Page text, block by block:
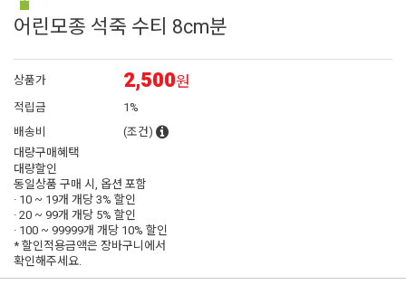
어린모종 석죽 수티 8cm분
상품가 2,500원
적립금
1%
배송비
(조건)
대량구매혜택
대량할인
동일상품 구매 시, 옵션 포함
· 10 ~ 19개 개당3% 할인
· 20 ~ 99개 개당 5% 할인
· 100 ~ 99999개 개당 10% 할인
* 할인적용금액은 장바구니에서
확인해주세요.